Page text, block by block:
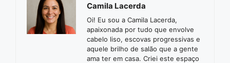
Camila Lacerda
Oi! Eu sou a Camila Lacerda,
apaixonada por tudo que envolve
cabelo liso, escovas progressivas e
aquele brilho de salão que a gente
ama ter em casa. Criei este espaço